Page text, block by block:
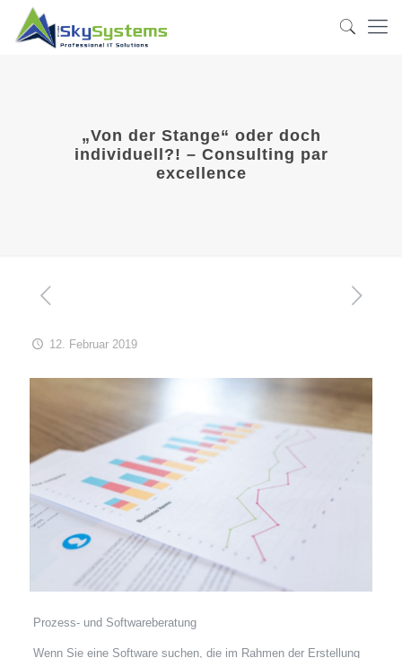
„Von der Stange“ oder doch
individuell?! – Consulting par
excellence
12. Februar 2019
Prozess- und Softwareberatung
Wenn Sie eine Software suchen, die im Rahmen der Erstellung